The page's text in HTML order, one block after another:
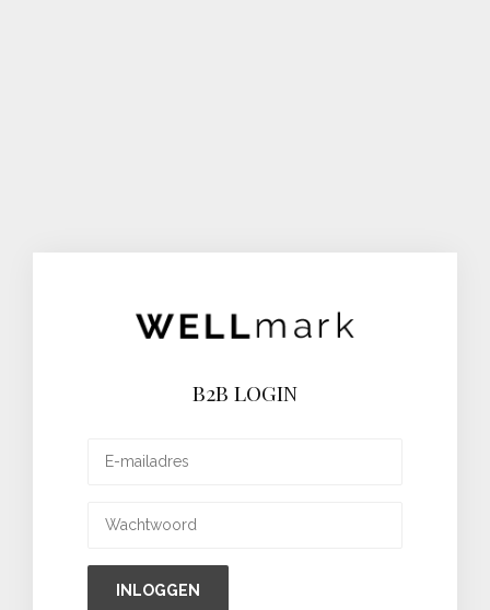
B2B LOGIN
INLOGGEN